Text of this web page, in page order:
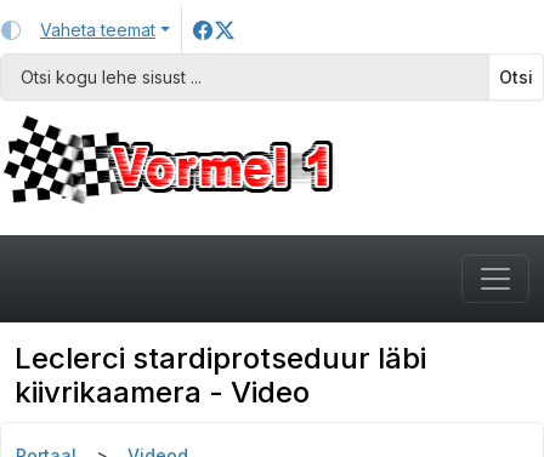
Vaheta teemat
Otsi
Leclerci stardiprotseduur läbi
kiivrikaamera - Video